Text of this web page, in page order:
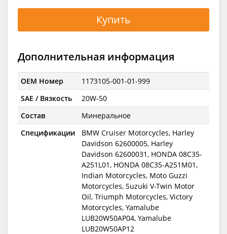
Купить
Дополнительная информация
OEM Номер
1173105-001-01-999
SAE / Вязкость
20W-50
Состав
Минеральное
Спецификации
BMW Cruiser Motorcycles, Harley
Davidson 62600005, Harley
Davidson 62600031, HONDA 08C35-
A251L01, HONDA 08C35-A251M01,
Indian Motorcycles, Moto Guzzi
Motorcycles, Suzuki V-Twin Motor
Oil, Triumph Motorcycles, Victory
Motorcycles, Yamalube
LUB20W50AP04, Yamalube
LUB20W50AP12